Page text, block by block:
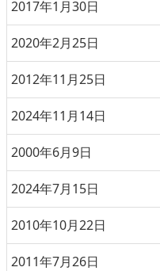
2017年1月30日
2020年2月25日
2012年11月25日
2024年11月14日
2000年6月9日
2024年7月15日
2010年10月22日
2011年7月26日